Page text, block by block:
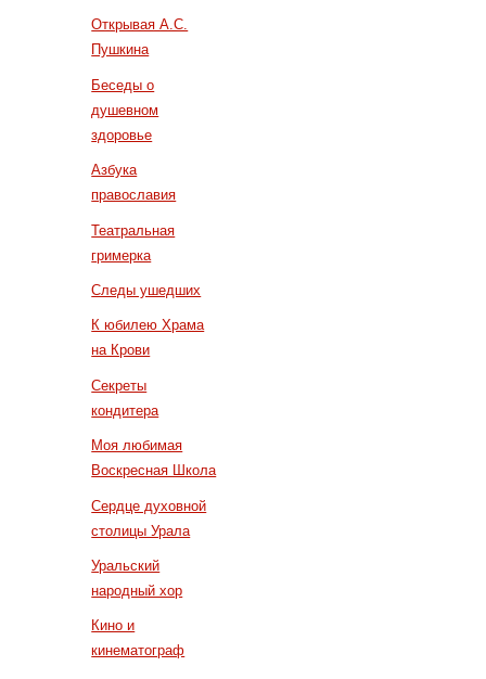
Открывая А.С.
Пушкина
Беседы о
душевном
здоровье
Азбука
православия
Театральная
гримерка
Следы ушедших
К юбилею Храма
на Крови
Секреты
кондитера
Моя любимая
Воскресная Школа
Сердце духовной
столицы Урала
Уральский
народный хор
Кино и
кинематограф